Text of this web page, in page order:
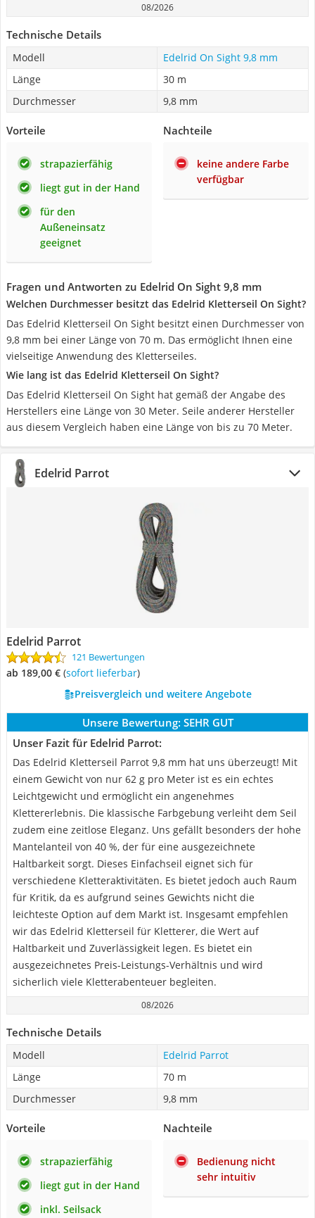
08/2026
Technische Details
Modell
Edelrid On Sight 9,8 mm
Länge
30 m
Durchmesser
9,8 mm
Vorteile
strapazierfähig
liegt gut in der Hand
für den
Außeneinsatz
geeignet
Nachteile
keine andere Farbe
verfügbar
Fragen und Antworten zu Edelrid On Sight 9,8 mm
Welchen Durchmesser besitzt das Edelrid Kletterseil On Sight?
Das Edelrid Kletterseil On Sight besitzt einen Durchmesser von
9,8 mm bei einer Länge von 70 m. Das ermöglicht Ihnen eine
vielseitige Anwendung des Kletterseiles.
Wie lang ist das Edelrid Kletterseil On Sight?
Das Edelrid Kletterseil On Sight hat gemäß der Angabe des
Herstellers eine Länge von 30 Meter. Seile anderer Hersteller
aus diesem Vergleich haben eine Länge von bis zu 70 Meter.
Edelrid Parrot
Edelrid Parrot
121 Bewertungen
ab 189,00 € ( Sofort lieferbar)
Preisvergleich und weitere Angebote
Unsere Bewertung: SEHR GUT
Unser Fazit für Edelrid Parrot:
Das Edelrid Kletterseil Parrot 9,8 mm hat uns überzeugt! Mit
einem Gewicht von nur 62 g pro Meter ist es ein echtes
Leichtgewicht und ermöglicht ein angenehmes
Klettererlebnis. Die klassische Farbgebung verleiht dem Seil
zudem eine zeitlose Eleganz. Uns gefällt besonders der hohe
Mantelanteil von 40 %, der für eine ausgezeichnete
Haltbarkeit sorgt. Dieses Einfachseil eignet sich für
verschiedene Kletteraktivitäten. Es bietet jedoch auch Raum
für Kritik, da es aufgrund seines Gewichts nicht die
leichteste Option auf dem Markt ist. Insgesamt empfehlen
wir das Edelrid Kletterseil für Kletterer, die Wert auf
Haltbarkeit und Zuverlässigkeit legen. Es bietet ein
ausgezeichnetes Preis-Leistungs-Verhältnis und wird
sicherlich viele Kletterabenteuer begleiten.
08/2026
Technische Details
Modell
Edelrid Parrot
Länge
70 m
Durchmesser
9,8 mm
Vorteile
strapazierfähig
liegt gut in der Hand
inkl. Seilsack
Nachteile
Bedienung nicht
sehr intuitiv